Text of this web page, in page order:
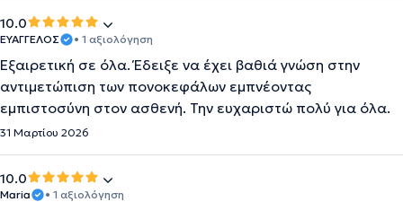
10.0
ΕΥΑΓΓΕΛΟΣ • 1 αξιολόγηση
Εξαιρετική σε όλα. Έδειξε να έχει βαθιά γνώση στην
αντιμετώπιση των πονοκεφάλων εμπνέοντας
εμπιστοσύνη στον ασθενή. Την ευχαριστώ πολύ για όλα.
31 Μαρτίου 2026
10.0
Maria • 1 αξιολόγηση